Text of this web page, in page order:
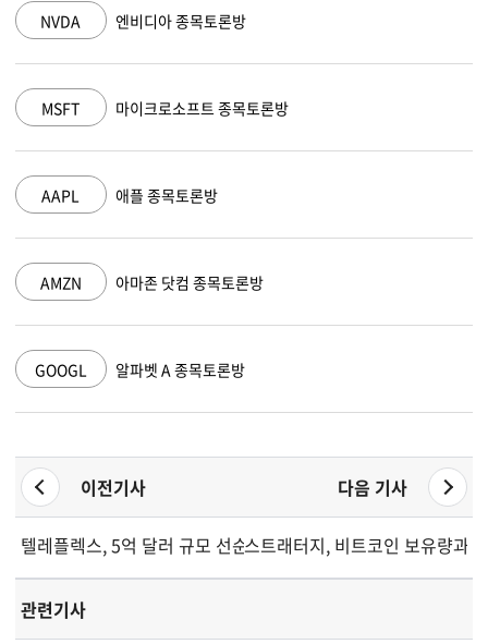
NVDA 엔비디아 종목토론방
MSFT 마이크로소프트 종목토론방
AAPL 애플 종목토론방
AMZN 아마존 닷컴 종목토론방
GOOGL 알파벳 A 종목토론방
이전기사 다음 기사
텔레플렉스, 5억 달러 규모 선순위 채권 사모 발행 발표
스트래터지, 비트코인 보유량과
관련기사